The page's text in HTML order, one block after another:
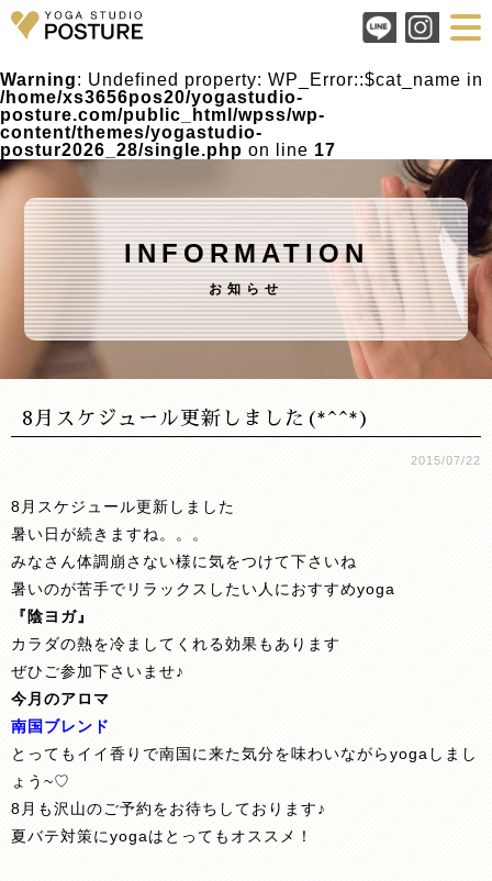
Warning: Undefined property: WP_Error::$cat_name in
/home/xs3656pos20/yogastudio-
posture.com/public_html/wpss/wp-
content/themes/yogastudio-
postur2026_28/single.php on line 17
INFORMATION
お知らせ
8月スケジュール更新しました(*^^*)
2015/07/22
8月スケジュール更新しました
暑い日が続きますね。。。
みなさん体調崩さない様に気をつけて下さいね
暑いのが苦手でリラックスしたい人におすすめyoga
『陰ヨガ』
カラダの熱を冷ましてくれる効果もあります
ぜひご参加下さいませ♪
今月のアロマ
南国ブレンド
とってもイイ香りで南国に来た気分を味わいながらyogaしまし
ょう~♡
8月も沢山のご予約をお待ちしております♪
夏バテ対策にyogaはとってもオススメ！